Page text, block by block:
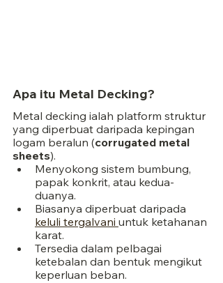
Apa itu Metal Decking?
Metal decking ialah platform struktur
yang diperbuat daripada kepingan
logam beralun (corrugated metal
sheets).
Menyokong sistem bumbung,
papak konkrit, atau kedua-
duanya.
Biasanya diperbuat daripada
keluli tergalvani untuk ketahanan
karat.
Tersedia dalam pelbagai
ketebalan dan bentuk mengikut
keperluan beban.